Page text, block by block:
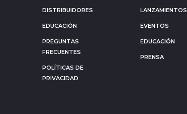
DISTRIBUIDORES
EDUCACIÓN
PREGUNTAS
FRECUENTES
POLÍTICAS DE
PRIVACIDAD
LANZAMIENTOS
EVENTOS
EDUCACIÓN
PRENSA